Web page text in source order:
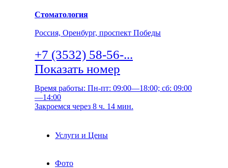
Стоматология
Россия, Оренбург, проспект Победы
+7 (3532) 58-56-...
Показать номер
Время работы: Пн-пт: 09:00—18:00; сб: 09:00
—14:00
Закроемся через 8 ч. 14 мин.
Услуги и Цены
Фото